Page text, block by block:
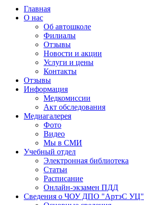
Главная
О нас
Об автошколе
Филиалы
Отзывы
Новости и акции
Услуги и цены
Контакты
Отзывы
Информация
Медкомиссии
Акт обследования
Медиагалерея
Фото
Видео
Мы в СМИ
Учебный отдел
Электронная библиотека
Статьи
Расписание
Онлайн-экзамен ПДД
Сведения о ЧОУ ДПО "АртэС УЦ"